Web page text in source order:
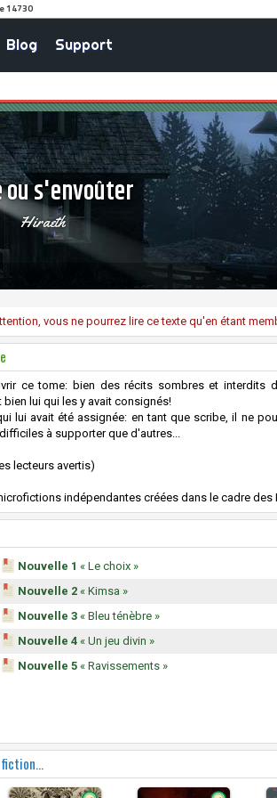
Blog Support
ou s'envoûter
Hiraeth
vous ne pourrez lire ce texte qu'en étant
ce tome: bien des récits sombres et interdits
lui qui les y avait consignés!
lui avait été assignée: en tant que scribe, il ne
à supporter que d'autres...
lecteurs avertis)
indépendantes créées dans le cadre des
Nouvelle 1 « Le choix »
Nouvelle 2 « Kimsa »
Nouvelle 3 « Bleu ténèbre »
Nouvelle 4 « Un jeu divin »
Nouvelle 5 « Ravissements »